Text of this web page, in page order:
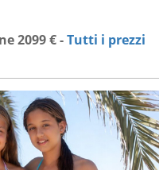
2099 € -Tutti i prezzi